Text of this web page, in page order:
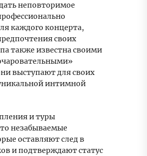
неповторимое
каждого концерта,
своих
также известна своими
выступают для своих
интимной
и туры
незабываемые
оставляют след в
и подтверждают статус